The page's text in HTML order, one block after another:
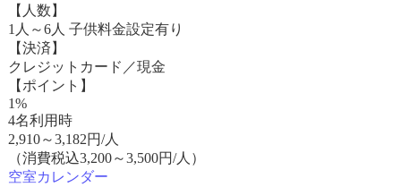
【人数】
1人～6人 子供料金設定有り
【決済】
クレジットカード／現金
【ポイント】
1%
4名利用時
2,910～3,182円/人
（消費税込3,200～3,500円/人）
空室カレンダー